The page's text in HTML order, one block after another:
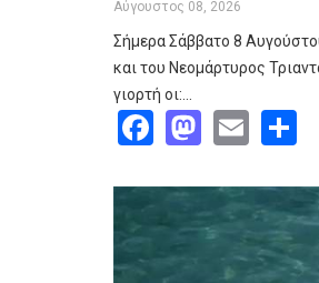
Αύγουστος 08, 2026
Σήμερα Σάββατο 8
και του Νεομάρτυρος
γιορτή οι:…
Facebook
Email